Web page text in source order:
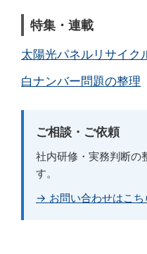
特集・連載
太陽光パネルリサイク
白ナンバー問題の整理
ご相談・ご依頼
社内研修・実務判断の
す。
→ お問い合わせはこち